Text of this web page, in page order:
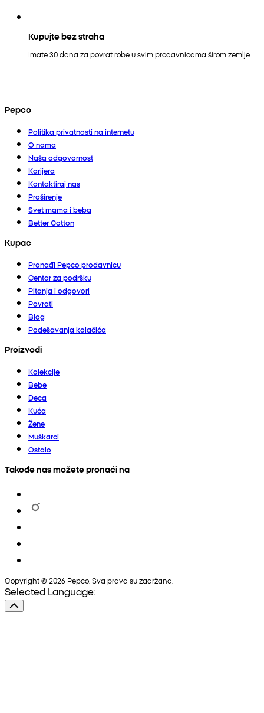
Kupujte bez straha
Imate 30 dana za povrat robe u svim prodavnicama širom zemlje.
Pepco
Politika privatnosti na internetu
O nama
Naša odgovornost
Karijera
Kontaktiraj nas
Proširenje
Svet mama i beba
Better Cotton
Kupac
Pronađi Pepco prodavnicu
Centar za podršku
Pitanja i odgovori
Povrati
Blog
Podešavanja kolačića
Proizvodi
Kolekcije
Bebe
Deca
Kuća
Žene
Muškarci
Ostalo
Takođe nas možete pronaći na
Copyright © 2026 Pepco. Sva prava su zadržana.
Selected Language: